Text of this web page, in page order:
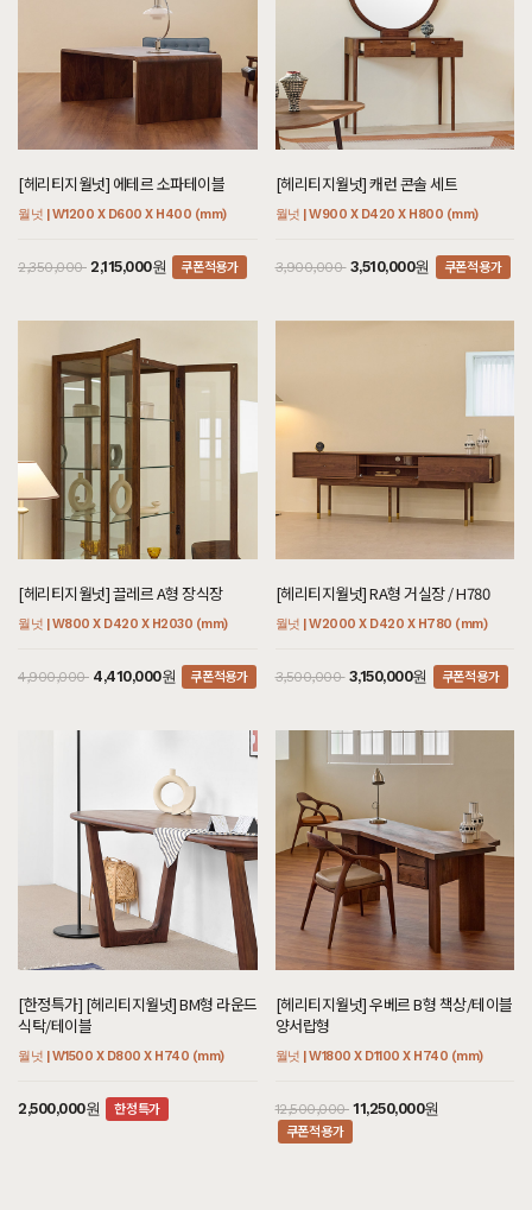
[헤리티지월넛] 에테르 소파테이블
월넛 | W1200 X D600 X H400 (mm)
2,350,000 2,115,000원 쿠폰적용가
[헤리티지월넛] 캐런 콘솔 세트
월넛 | W900 X D420 X H800 (mm)
3,900,000 3,510,000원 쿠폰적용가
[헤리티지월넛] 끌레르 A형 장식장
월넛 | W800 X D420 X H2030 (mm)
4,900,000 4,410,000원 쿠폰적용가
[헤리티지월넛] RA형 거실장 / H780
월넛 | W2000 X D420 X H780 (mm)
3,500,000 3,150,000원 쿠폰적용가
[한정특가] [헤리티지월넛] BM형 라운드
식탁/테이블
월넛 | W1500 X D800 X H740 (mm)
2,500,000원 한정특가
[헤리티지월넛] 우베르 B형 책상/테이블
양서랍형
월넛 | W1800 X D1100 X H740 (mm)
12,500,000 11,250,000원
쿠폰적용가